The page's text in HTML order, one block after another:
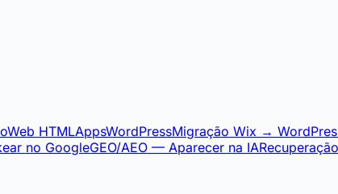
Web HTMLAppsWordPressMigração Wix →
no GoogleGEO/AEO — Aparecer na IA